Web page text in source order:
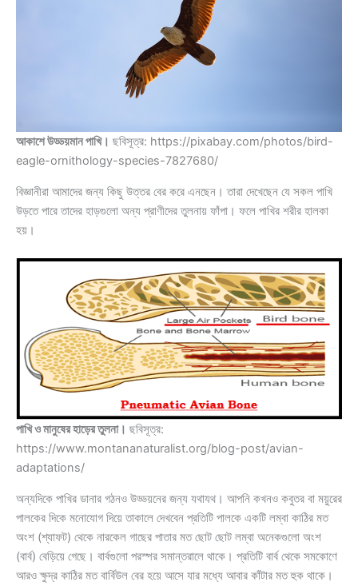
আকাশে উড্ডয়মান পাখি। ছবিসূত্র: https://pixabay.com/photos/bird-
eagle-ornithology-species-7827680/
বিজ্ঞানীরা আমাদের জন্য কিছু উত্তর বের করে এনছেন। তারা দেখেছেন যে সকল পাখি
উড়তে পারে তাদের হাড়গুলো অন্য প্রাণীদের তুলনায় ফাঁপা। ফলে পাখির শরীর হালকা
হয়।
পাখি ও মানুষের হাড়ের তুলনা। ছবিসূত্র:
https://www.montananaturalist.org/blog-post/avian-
adaptations/
অন্যদিকে পাখির ডানার গঠনও উড্ডয়নের জন্য যথাযথ। আপনি কখনও কবুতর বা ময়ুরের
পালকের দিকে মনোযোগ দিয়ে তাকালে দেখবেন প্রতিটি পালকে একটি লম্বা কাঠির মত
অংশ (শ্যাফট) থেকে নারকেল গাছের পাতার মত ছোট ছোট লম্বা অনেকগুলো অংশ
(বার্ব) বেড়িয়ে গেছে। বার্বগুলো পরস্পর সমান্তরালে থাকে। প্রতিটি বার্ব থেকে সমকোণে
আরও ক্ষুদ্র কাঠির মত বার্বিউল বের হয়ে আসে যার মধ্যে আবার কাঁটার মত হুক থাকে।